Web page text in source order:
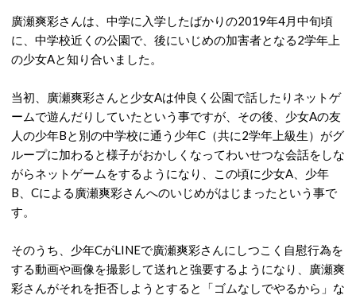
廣瀬爽彩さんは、中学に入学したばかりの2019年4月中旬頃
に、中学校近くの公園で、後にいじめの加害者となる2学年上
の少女Aと知り合いました。
当初、廣瀬爽彩さんと少女Aは仲良く公園で話したりネットゲ
ームで遊んだりしていたという事ですが、その後、少女Aの友
人の少年Bと別の中学校に通う少年C（共に2学年上級生）がグ
ループに加わると様子がおかしくなってわいせつな会話をしな
がらネットゲームをするようになり、この頃に少女A、少年
B、Cによる廣瀬爽彩さんへのいじめがはじまったという事で
す。
そのうち、少年CがLINEで廣瀬爽彩さんにしつこく自慰行為を
する動画や画像を撮影して送れと強要するようになり、廣瀬爽
彩さんがそれを拒否しようとすると「ゴムなしでやるから」な